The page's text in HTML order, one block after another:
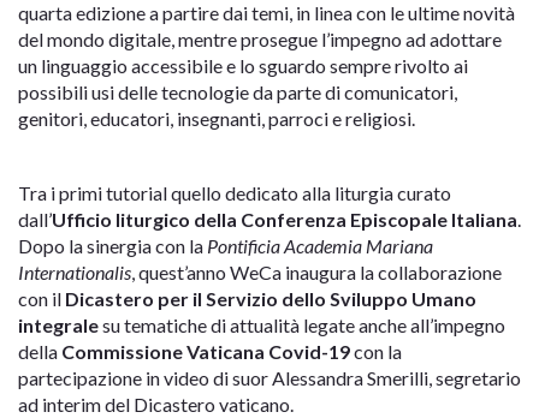
quarta edizione a partire dai temi, in linea con le ultime novità
del mondo digitale, mentre prosegue l’impegno ad adottare
un linguaggio accessibile e lo sguardo sempre rivolto ai
possibili usi delle tecnologie da parte di comunicatori,
genitori, educatori, insegnanti, parroci e religiosi.
Tra i primi tutorial quello dedicato alla liturgia curato
dall’Ufficio liturgico della Conferenza Episcopale Italiana.
Dopo la sinergia con la Pontificia Academia Mariana
Internationalis, quest’anno WeCa inaugura la collaborazione
con il Dicastero per il Servizio dello Sviluppo Umano
integralesu tematiche di attualità legate anche all’impegno
della Commissione Vaticana Covid-19con la
partecipazione in video di suor Alessandra Smerilli, segretario
ad interim del Dicastero vaticano.